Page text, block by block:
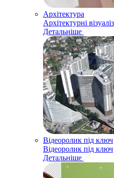
Архітектура
Архітектурні
Детальніше
Відеоролик під ключ
Відеоролик під ключ
Детальніше